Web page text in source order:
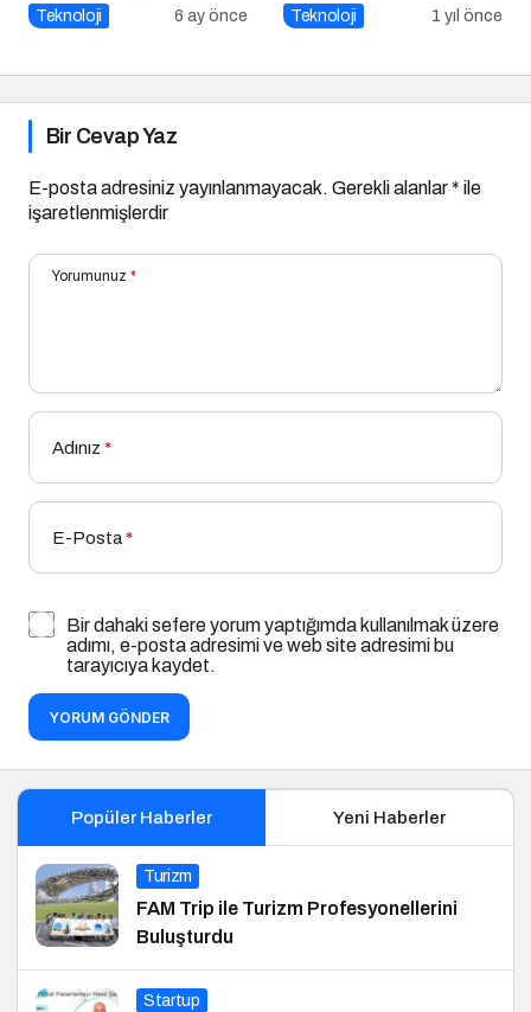
Gastronomiyi Nasıl
Teknoloji 6 ay önce
Güncelleme
Teknoloji 1 yıl önce
Bir Cevap Yaz
E-posta adresiniz yayınlanmayacak. Gerekli alanlar* ile
işaretlenmişlerdir
Yorumunuz *
Adınız *
E-Posta*
Bir dahaki sefere yorum yaptığımda kullanılmak üzere
adımı, e-posta adresimi ve web site adresimi bu
tarayıcıya kaydet.
YORUM GÖNDER
Popüler Haberler Yeni Haberler
Turizm
FAM Trip ile Turizm Profesyonellerini
Buluşturdu
Startup